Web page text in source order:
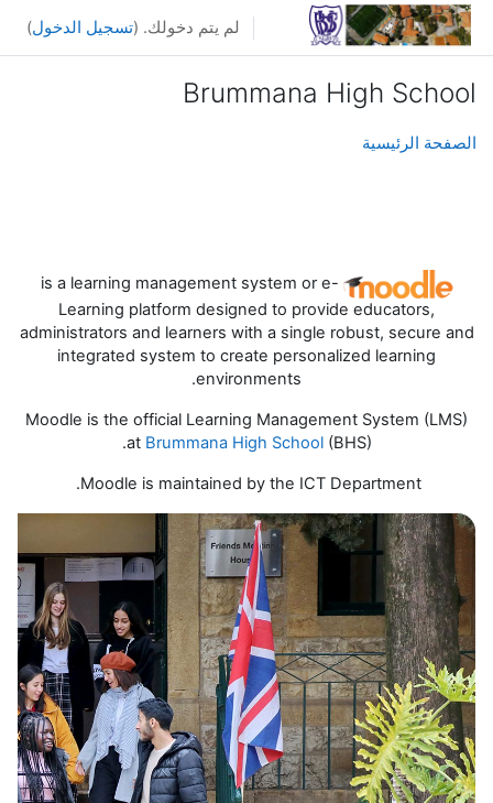
تخطى إلى المحتوى الرئيسي
لم يتم دخولك. (تسجيل الدخول)
Brummana High School
الصفحة الرئيسية
is a learning management system or e-
Learning platform designed to provide educators,
administrators and learners with a single robust, secure and
integrated system to create personalized learning
environments.
Moodle is the official Learning Management System (LMS)
at Brummana High School(BHS).
Moodle is maintained by the ICT Department.